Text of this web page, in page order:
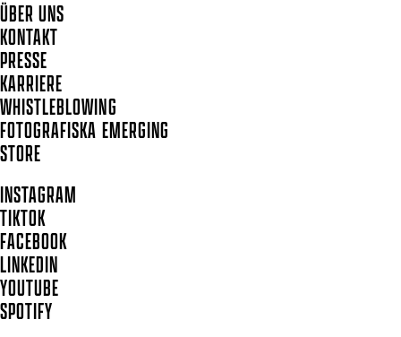
ÜBER UNS
KONTAKT
PRESSE
KARRIERE
WHISTLEBLOWING
FOTOGRAFISKA EMERGING
STORE
INSTAGRAM
TIKTOK
FACEBOOK
LINKEDIN
YOUTUBE
SPOTIFY